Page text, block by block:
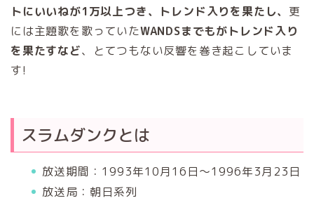
トにいいねが1万以上つき、トレンド入りを果たし、 更
には主題歌を歌っていたWANDSまでもがトレンド入り
を果たすなど、とてつもない反響を巻き起こしていま
す!
スラムダンクとは
放送期間：1993年10月16日～1996年3月23日
放送局：朝日系列